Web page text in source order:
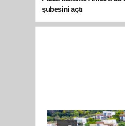
şubesini açtı